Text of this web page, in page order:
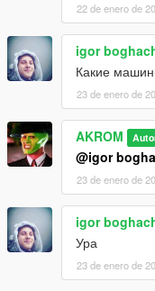
22 de enero de
igor
Какие
23 de enero de
AKROM
@igor
23 de enero de
igor
Ура
23 de enero de